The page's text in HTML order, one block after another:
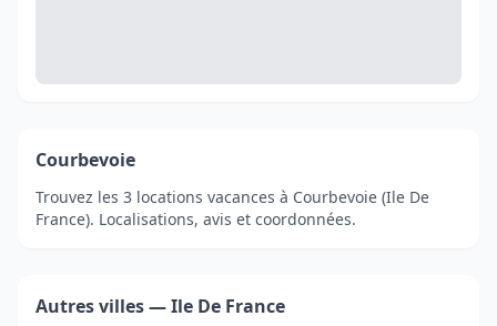
Courbevoie
Trouvez les 3 locations vacances à Courbevoie (Ile De
France). Localisations, avis et coordonnées.
Autres villes — Ile De France